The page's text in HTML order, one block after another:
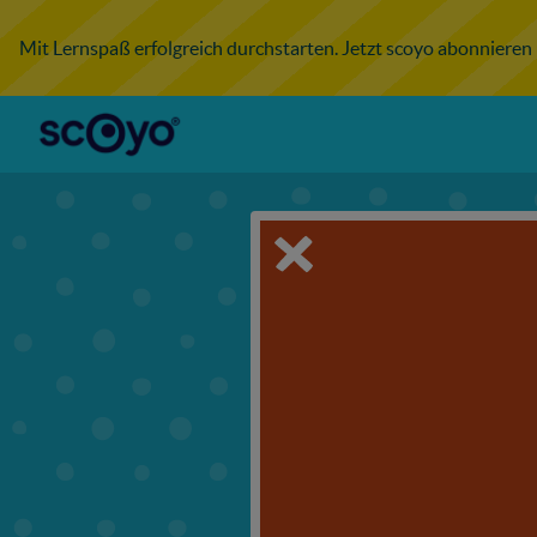
Mit Lernspaß erfolgreich durchstarten. Jetzt scoyo